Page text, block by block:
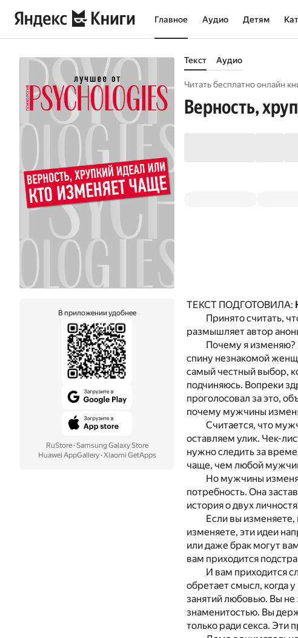
Главное Аудио Детям
В приложении удобнее
RuStore· Samsung Galaxy Store
Huawei AppGallery· Xiaomi GetApps
Текст Аудио
Читать бесплатно онлайн
Верность,
ТЕКСТ ПОДГОТОВИЛА:
Принято считать,
размышляет автор
Почему я изменяю?
спину незнакомой
самый честный выбор,
подчиняюсь. Вопреки
проголосовал за это,
почему мужчины
Считается, что
оставляем улик. Чек-
нужно следить за
чаще, чем любой
Но мужчины
потребность. Она
история о двух
Если вы изменяете,
изменяете, эти идеи
или даже брак могут
вам приходится
И вам приходится
обретает смысл, когда
занятий любовью. Вы не
знаменитостью. Вы
только ради секса. Эти